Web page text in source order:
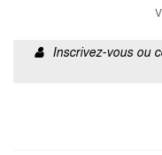
Inscrivez-vous ou